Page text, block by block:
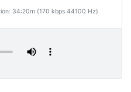
34:20m (170 kbps 44100 Hz)